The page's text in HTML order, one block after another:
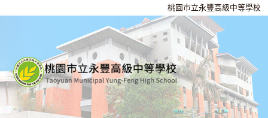
桃園市立永豐高級中等學校